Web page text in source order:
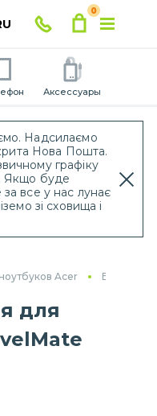
Надсилаємо
Нова Пошта.
графіку
Якщо буде
все у нас лунає
зі сховища і
0
Аксессуары
Acer Блоки
для